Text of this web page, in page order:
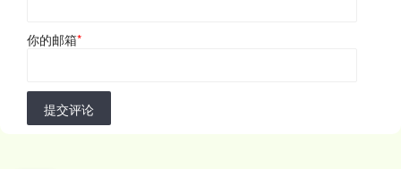
你的邮箱*
提交评论